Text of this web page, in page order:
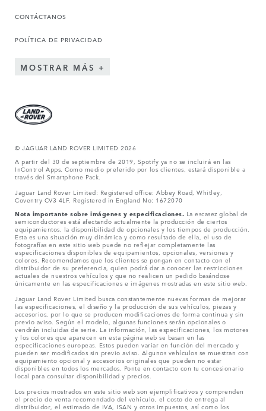
CONTÁCTANOS
POLÍTICA DE PRIVACIDAD
MOSTRAR MÁS
© JAGUAR LAND ROVER LIMITED 2026
A partir del 30 de septiembre de 2019, Spotify ya no se incluirá en las
InControl Apps. Como medio preferido por los clientes, estará disponible a
través del Smartphone Pack.
Jaguar Land Rover Limited: Registered office: Abbey Road, Whitley,
Coventry CV3 4LF. Registered in England No: 1672070
Nota importante sobre imágenes y especificaciones. La escasez global de
semiconductores está afectando actualmente la producción de ciertos
equipamientos, la disponibilidad de opcionales y los tiempos de producción.
Esta es una situación muy dinámica y como resultado de ella, el uso de
fotografías en este sitio web puede no reflejar completamente las
especificaciones disponibles de equipamientos, opcionales, versiones y
colores. Recomendamos que los clientes se pongan en contacto con el
distribuidor de su preferencia, quien podrá dar a conocer las restricciones
actuales de nuestros vehículos y que no realicen un pedido basándose
únicamente en las especificaciones e imágenes mostradas en este sitio web.
Jaguar Land Rover Limited busca constantemente nuevas formas de mejorar
las especificaciones, el diseño y la producción de sus vehículos, piezas y
accesorios, por lo que se producen modificaciones de forma continua y sin
previo aviso. Según el modelo, algunas funciones serán opcionales o
vendrán incluidas de serie. La información, las especificaciones, los motores
y los colores que aparecen en esta página web se basan en las
especificaciones europeas. Estos pueden variar en función del mercado y
pueden ser modificados sin previo aviso. Algunos vehículos se muestran con
equipamiento opcional y accesorios originales que pueden no estar
disponibles en todos los mercados. Ponte en contacto con tu concesionario
local para consultar disponibilidad y precios.
Los precios mostrados en este sitio web son ejemplificativos y comprenden
el precio de venta recomendado del vehículo, el costo de entrega al
distribuidor, el estimado de IVA, ISAN y otros impuestos, así como los